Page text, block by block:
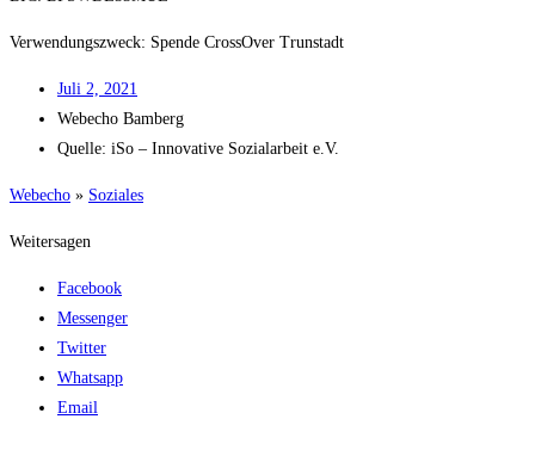
Ver­wen­dungs­zweck: Spen­de Cross­Over Trunstadt
Juli 2, 2021
Web­echo Bamberg
Quel­le: iSo – Inno­va­ti­ve Sozi­al­ar­beit e.V.
Web­echo » Sozia­les
Weitersagen
Facebook
Messenger
Twitter
Whatsapp
Email